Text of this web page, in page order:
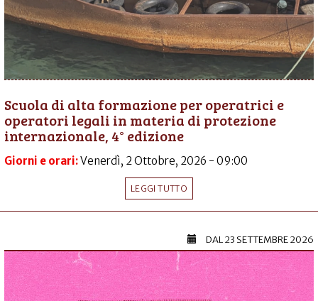
Scuola di alta formazione per operatrici e
operatori legali in materia di protezione
internazionale, 4° edizione
Giorni e orari:Venerdì, 2 Ottobre, 2026 - 09:00
LEGGI TUTTO
DAL23 SETTEMBRE 2026